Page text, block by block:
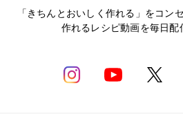
「きちんとおいしく作れる」をコン
作れるレシピ動画を毎日配